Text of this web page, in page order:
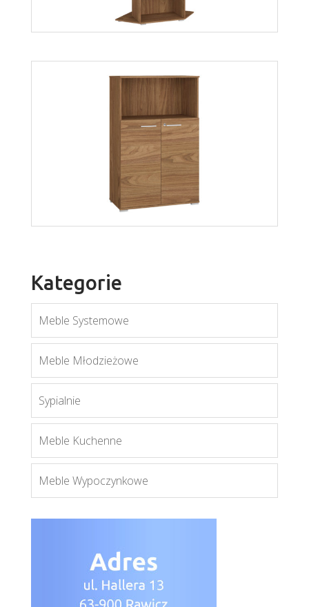
Optimal 6
Więcej
Kategorie
Meble Systemowe
Meble Młodzieżowe
Sypialnie
Meble Kuchenne
Meble Wypoczynkowe